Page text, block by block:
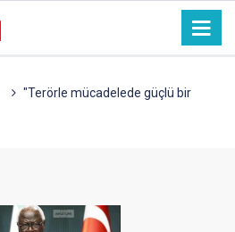
"Terörle mücadelede güçlü bir